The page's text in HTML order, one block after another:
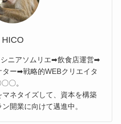
HICO
ニアソムリエ➡飲食店運営➡
ター➡戦略的WEBクリエイタ
〇。
ネタイズして、資本を構築
開業に向けて邁進中。